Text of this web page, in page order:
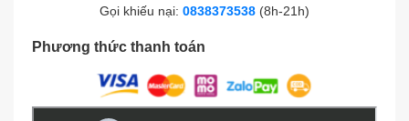
Gọi khiếu nại: 0838373538 (8h-21h)
Phương thức thanh toán